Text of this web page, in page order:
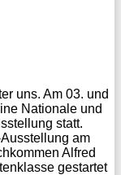
uns. Am 03. und
Nationale und
statt.
am
Alfred
gestartet